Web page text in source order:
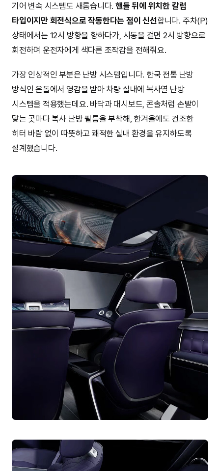
기어 변속 시스템도 새롭습니다.핸들 뒤에 위치한 칼럼
타입이지만 회전식으로 작동한다는 점이 신선합니다. 주차(P)
상태에서는 12시 방향을 향하다가, 시동을 걸면 2시 방향으로
회전하며 운전자에게 색다른 조작감을 전해줘요.
가장 인상적인 부분은 난방 시스템입니다. 한국 전통 난방
방식인 온돌에서 영감을 받아 차량 실내에 복사열 난방
시스템을 적용했는데요. 바닥과 대시보드, 콘솔처럼 손발이
닿는 곳마다 복사 난방 필름을 부착해, 한겨울에도 건조한
히터 바람 없이 따뜻하고 쾌적한 실내 환경을 유지하도록
설계했습니다.